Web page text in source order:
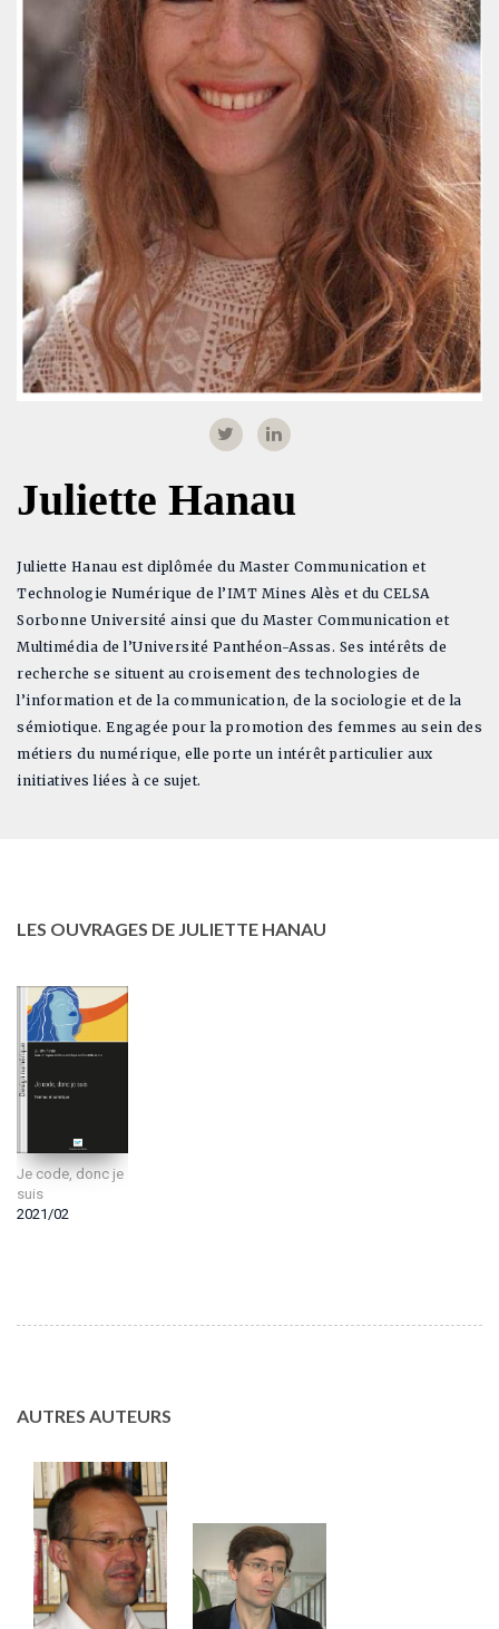
Juliette Hanau
Juliette Hanau est diplômée du Master Communication et
Technologie Numérique de l’IMT Mines Alès et du CELSA
Sorbonne Université ainsi que du Master Communication et
Multimédia de l’Université Panthéon-Assas. Ses intérêts de
recherche se situent au croisement des technologies de
l’information et de la communication, de la sociologie et de la
sémiotique. Engagée pour la promotion des femmes au sein des
métiers du numérique, elle porte un intérêt particulier aux
initiatives liées à ce sujet.
LES OUVRAGES DE JULIETTE HANAU
Je code, donc je
suis
2021/02
AUTRES AUTEURS